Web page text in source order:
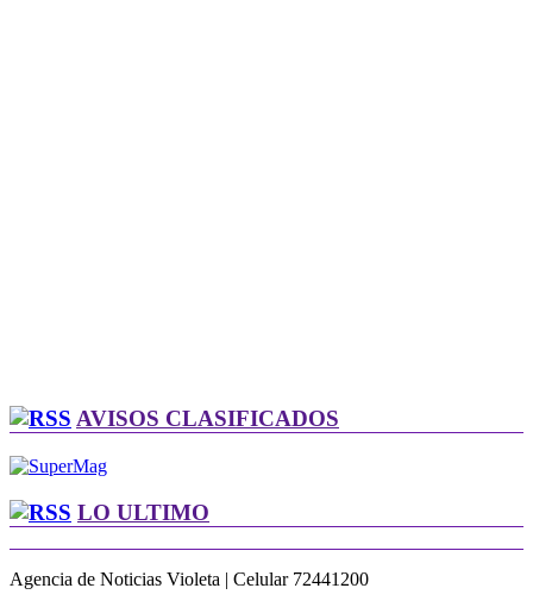
AVISOS CLASIFICADOS
LO ULTIMO
Agencia de Noticias Violeta | Celular 72441200